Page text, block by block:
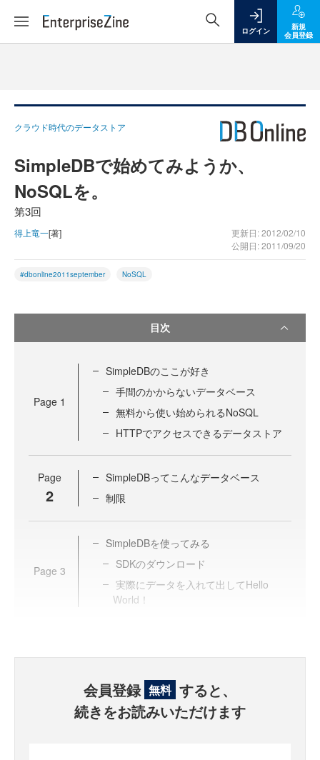
ログイン
新規
会員登録
クラウド時代のデータストア
SimpleDBで始めてみようか、
NoSQLを。
第3回
得上竜一[著]
更新日: 2012/02/10
公開日: 2011/09/20
#dbonline2011september NoSQL
目次
Page 1
SimpleDBのここが好き
手間のかからないデータベース
無料から使い始められるNoSQL
HTTPでアクセスできるデータストア
Page
2
SimpleDBってこんなデータベース
制限
Page 3
SimpleDBを使ってみる
SDKのダウンロード
実際にデータを入れて出してHello
World！
会員登録 無料 すると、
続きをお読みいただけます